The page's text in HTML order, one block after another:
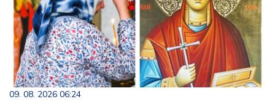
09. 08. 2026 06:24